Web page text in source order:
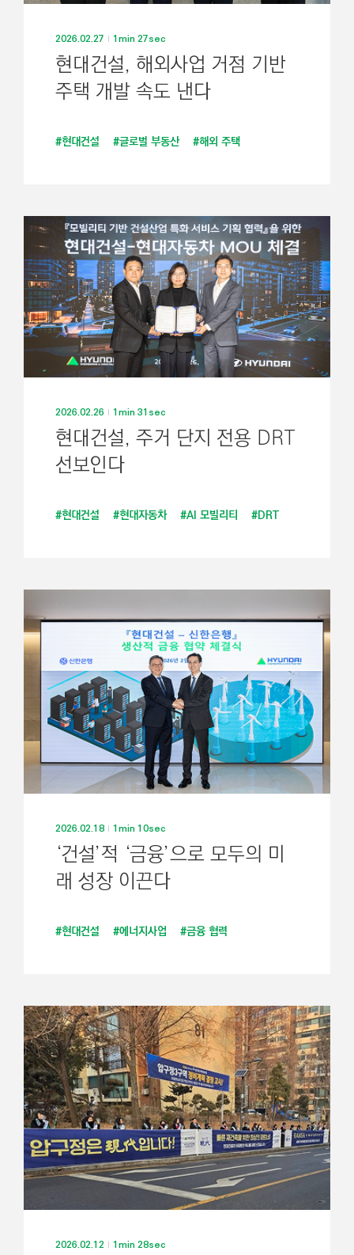
2026.02.27 1min 27sec
현대건설, 해외사업 거점 기반
주택 개발 속도 낸다
#현대건설 #글로벌 부동산 #해외 주택
2026.02.26 1min 31sec
현대건설, 주거 단지 전용 DRT
선보인다
#현대건설 #현대자동차 #AI 모빌리티 #DRT
2026.02.18 1min 10sec
‘건설’적 ‘금융’으로 모두의 미
래 성장 이끈다
#현대건설 #에너지사업 #금융 협력
2026.02.12 1min 28sec